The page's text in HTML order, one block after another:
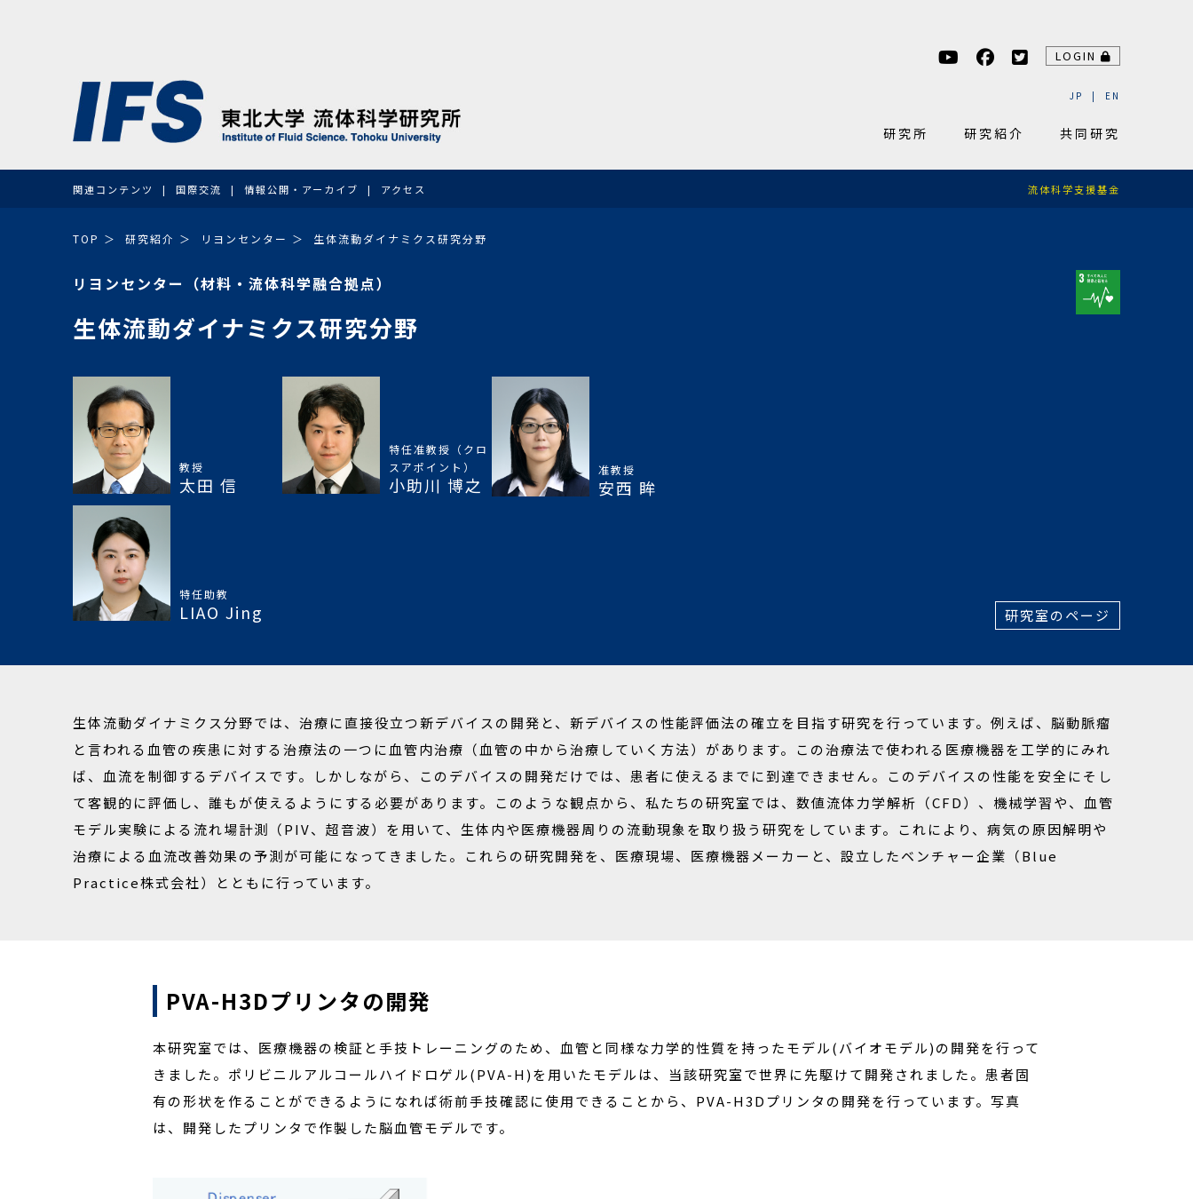
LOGIN
EN
JP
研究所 研究紹介 共同研究
関連コンテンツ 国際交流 情報公開・アーカイブ アクセス 流体科学支援基金
TOP 研究紹介 リヨンセンター 生体流動ダイナミクス研究分野
リヨンセンター（材料・流体科学融合拠点）
生体流動ダイナミクス研究分野
教授
太田 信
特任准教授（クロ
スアポイント）
小助川 博之
准教授
安西 眸
特任助教
LIAO Jing 研究室のページ
生体流動ダイナミクス分野では、治療に直接役立つ新デバイスの開発と、新デバイスの性能評価法の確立を目指す研究を行っています。例えば、脳動脈瘤
と言われる血管の疾患に対する治療法の一つに血管内治療（血管の中から治療していく方法）があります。この治療法で使われる医療機器を工学的にみれ
ば、血流を制御するデバイスです。しかしながら、このデバイスの開発だけでは、患者に使えるまでに到達できません。このデバイスの性能を安全にそし
て客観的に評価し、誰もが使えるようにする必要があります。このような観点から、私たちの研究室では、数値流体力学解析（CFD）、機械学習や、血管
モデル実験による流れ場計測（PIV、超音波）を用いて、生体内や医療機器周りの流動現象を取り扱う研究をしています。これにより、病気の原因解明や
治療による血流改善効果の予測が可能になってきました。これらの研究開発を、医療現場、医療機器メーカーと、設立したベンチャー企業（Blue
Practice株式会社）とともに行っています。
PVA-H3Dプリンタの開発
本研究室では、医療機器の検証と手技トレーニングのため、血管と同様な力学的性質を持ったモデル(バイオモデル)の開発を行って
きました。ポリビニルアルコールハイドロゲル(PVA-H)を用いたモデルは、当該研究室で世界に先駆けて開発されました。患者固
有の形状を作ることができるようになれば術前手技確認に使用できることから、PVA-H3Dプリンタの開発を行っています。写真
は、開発したプリンタで作製した脳血管モデルです。